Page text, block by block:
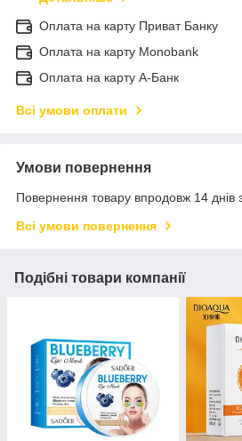
Оплата на карту Приват Банку
Оплата на карту Monobank
Оплата на карту А-Банк
Всі умови оплати
Умови повернення
Повернення товару впродовж 14 днів
Всі умови повернення
Подібні товари компанії